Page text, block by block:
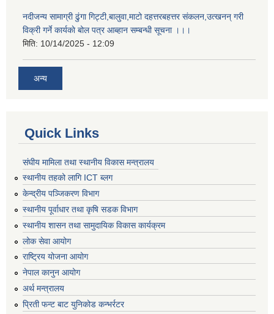
नदीजन्य सामाग्री ढुंगा गिट्टी,बालुवा,माटो दहत्तरबहत्तर संकलन,उत्खनन् गरी
विक्री गर्ने कार्यकाे बोल पत्र आब्हान सम्बन्धी सूचना ।।।
मिति: 10/14/2025 - 12:09
अन्य
Quick Links
संघीय मामिला तथा स्थानीय विकास मन्त्रालय
स्थानीय तहको लागि ICT ब्लग
केन्द्रीय पञ्जिकरण विभाग
स्थानीय पूर्वाधार तथा कृषि सडक विभाग
स्थानीय शासन तथा सामुदायिक विकास कार्यक्रम
लोक सेवा आयोग
राष्ट्रिय योजना आयोग
नेपाल कानुन आयोग
अर्थ मन्त्रालय
प्रिती फन्ट बाट युनिकोड कन्भर्रटर